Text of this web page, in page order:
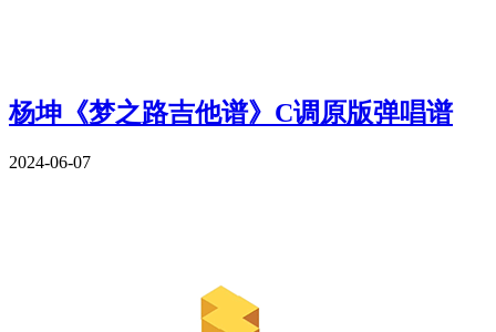
杨坤《梦之路吉他谱》C调原版弹唱谱
2024-06-07